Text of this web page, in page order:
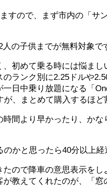
すので、まず市内の「
の子供までが無料対象で
初めて乗る時には悩まし
ランク別に2.25ドルや
日中乗り放題になる「
、まとめて購入するほど
間より早かったり、か
かと思ったら40分以上
ので降車の意思表示をし
教えてくれたのが、「